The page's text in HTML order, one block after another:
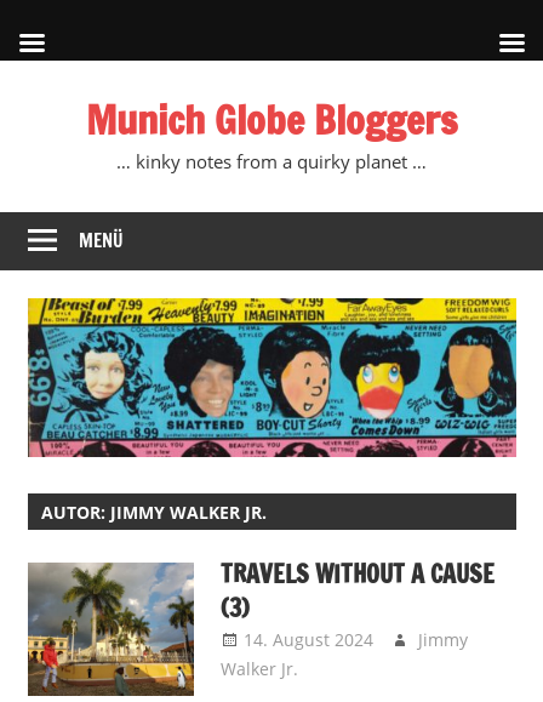
Munich Globe Bloggers
… kinky notes from a quirky planet …
MENÜ
AUTOR: JIMMY WALKER JR.
TRAVELS WITHOUT A CAUSE
(3)
14. August 2024
Jimmy
Walker Jr.